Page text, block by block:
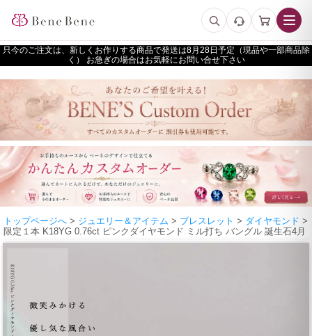
只今のご注文は、新しくお作りする商品で発送は
予定（現品や一部商品除
く） お急ぎの場合はお気軽にお問い合せ下さい
トップページへ > ジュエリー＆アイテム > ブレスレット > ダイヤモンド >
限定１本 K18YG 0.76ct ピンクダイヤモンド ミル打ち バングル 誕生石4月